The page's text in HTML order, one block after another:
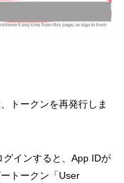
トークンを再発行しま
グインすると、App IDが
トークン「User